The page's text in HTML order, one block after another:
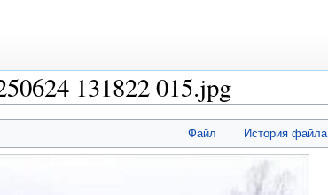
131822 015.jpg
Файл История файла